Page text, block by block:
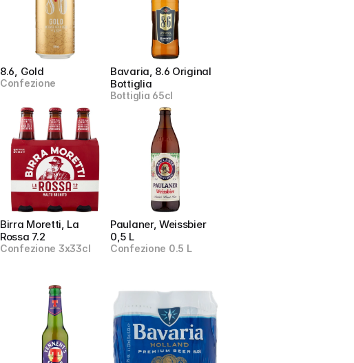
8.6, Gold
Confezione
Bavaria, 8.6 Original
Bottiglia
Bottiglia 65cl
Birra Moretti, La
Rossa 7.2
Confezione 3x33cl
Paulaner, Weissbier
0,5 L
Confezione 0.5 L